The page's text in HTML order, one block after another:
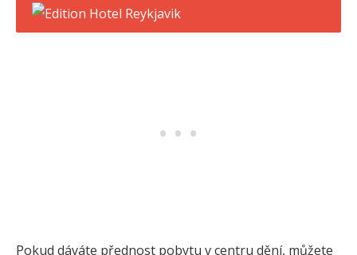
Pokud dáváte přednost pobytu v centru dění, můžete